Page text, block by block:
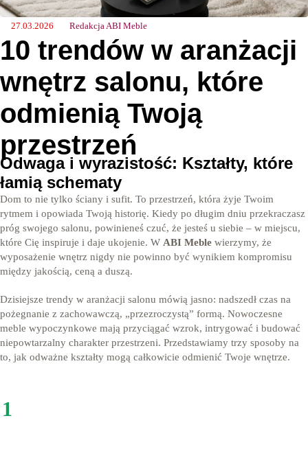
27.03.2026 Redakcja ABI Meble
10 trendów w aranżacji
wnętrz salonu, które
odmienią Twoją
przestrzeń
Odwaga i wyrazistość: Kształty, które
łamią schematy
Dom to nie tylko ściany i sufit. To przestrzeń, która żyje Twoim
rytmem i opowiada Twoją historię. Kiedy po długim dniu przekraczasz
próg swojego salonu, powinieneś czuć, że jesteś u siebie – w miejscu,
które Cię inspiruje i daje ukojenie. W ABI Meble wierzymy, że
wyposażenie wnętrz nigdy nie powinno być wynikiem kompromisu
między jakością, ceną a duszą.
Dzisiejsze trendy w aranżacji salonu mówią jasno: nadszedł czas na
pożegnanie z zachowawczą, „przezroczystą” formą. Nowoczesne
meble wypoczynkowe mają przyciągać wzrok, intrygować i budować
niepowtarzalny charakter przestrzeni. Przedstawiamy trzy sposoby na
to, jak odważne kształty mogą całkowicie odmienić Twoje wnętrze.
1